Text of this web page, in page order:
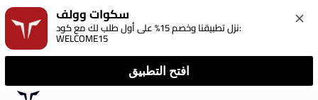
سكوات وولف
نزل تطبيقنا وخصم 15% على أول طلب لك مع كود:
WELCOME15
افتح التطبيق